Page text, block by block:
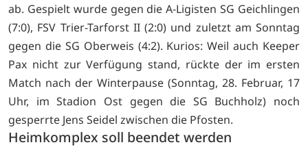
ab. Gespielt wurde gegen die A-Ligisten SG Geichlingen
(7:0), FSV Trier-Tarforst II (2:0) und zuletzt am Sonntag
gegen die SG Oberweis (4:2). Kurios: Weil auch Keeper
Pax nicht zur Verfügung stand, rückte der im ersten
Match nach der Winterpause (Sonntag, 28. Februar, 17
Uhr, im Stadion Ost gegen die SG Buchholz) noch
gesperrte Jens Seidel zwischen die Pfosten.
Heimkomplex soll beendet werden